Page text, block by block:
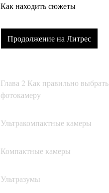
Как находить сюжеты
Продолжение на Литрес
Глава 2 Как правильно выбрать
фотокамеру
Ультракомпактные камеры
Компактные камеры
Ультразумы